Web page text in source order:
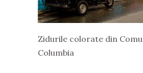
Zidurile colorate din
Columbia